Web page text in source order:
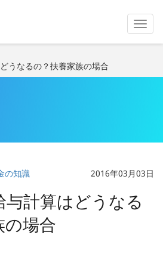
うなるの？扶養家族の場合
の知識 2016年03月03日
計算はどうなる
の場合